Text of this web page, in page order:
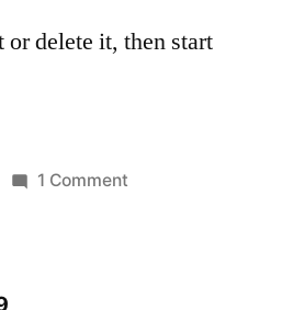
delete it, then start
1 Commenton